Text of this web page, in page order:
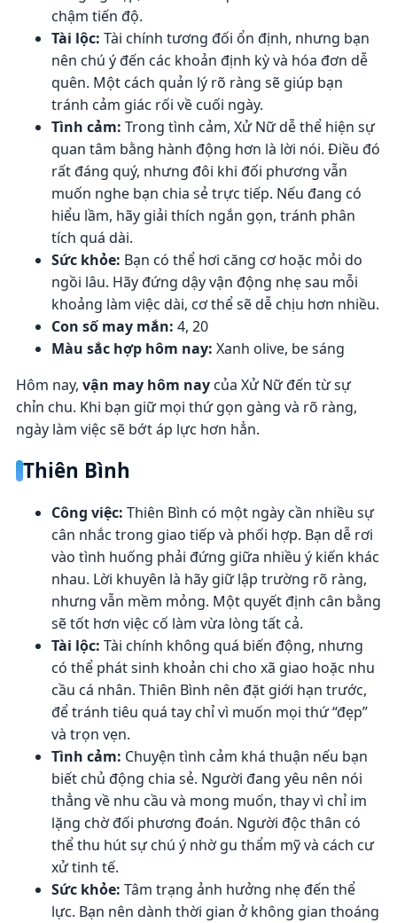
chậm tiến độ.
Tài lộc: Tài chính tương đối ổn định, nhưng bạn
nên chú ý đến các khoản định kỳ và hóa đơn dễ
quên. Một cách quản lý rõ ràng sẽ giúp bạn
tránh cảm giác rối về cuối ngày.
Tình cảm: Trong tình cảm, Xử Nữ dễ thể hiện sự
quan tâm bằng hành động hơn là lời nói. Điều đó
rất đáng quý, nhưng đôi khi đối phương vẫn
muốn nghe bạn chia sẻ trực tiếp. Nếu đang có
hiểu lầm, hãy giải thích ngắn gọn, tránh phân
tích quá dài.
Sức khỏe: Bạn có thể hơi căng cơ hoặc mỏi do
ngồi lâu. Hãy đứng dậy vận động nhẹ sau mỗi
khoảng làm việc dài, cơ thể sẽ dễ chịu hơn nhiều.
Con số may mắn: 4, 20
Màu sắc hợp hôm nay: Xanh olive, be sáng
Hôm nay, vận may hôm naycủa Xử Nữ đến từ sự
chỉn chu. Khi bạn giữ mọi thứ gọn gàng và rõ ràng,
ngày làm việc sẽ bớt áp lực hơn hẳn.
Thiên Bình
Công việc: Thiên Bình có một ngày cần nhiều sự
cân nhắc trong giao tiếp và phối hợp. Bạn dễ rơi
vào tình huống phải đứng giữa nhiều ý kiến khác
nhau. Lời khuyên là hãy giữ lập trường rõ ràng,
nhưng vẫn mềm mỏng. Một quyết định cân bằng
sẽ tốt hơn việc cố làm vừa lòng tất cả.
Tài lộc: Tài chính không quá biến động, nhưng
có thể phát sinh khoản chi cho xã giao hoặc nhu
cầu cá nhân. Thiên Bình nên đặt giới hạn trước,
để tránh tiêu quá tay chỉ vì muốn mọi thứ “đẹp”
và trọn vẹn.
Tình cảm: Chuyện tình cảm khá thuận nếu bạn
biết chủ động chia sẻ. Người đang yêu nên nói
thẳng về nhu cầu và mong muốn, thay vì chỉ im
lặng chờ đối phương đoán. Người độc thân có
thể thu hút sự chú ý nhờ gu thẩm mỹ và cách cư
xử tinh tế.
Sức khỏe: Tâm trạng ảnh hưởng nhẹ đến thể
lực. Bạn nên dành thời gian ở không gian thoáng